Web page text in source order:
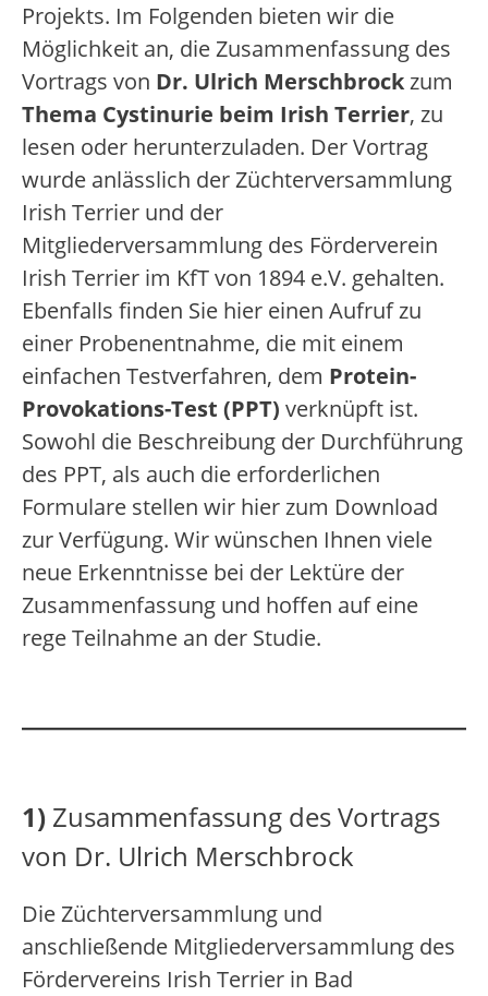
Projekts. Im Folgenden bieten wir die
Möglichkeit an, die Zusammenfassung des
Vortrags von Dr. Ulrich Merschbrockzum
Thema Cystinurie beim Irish Terrier, zu
lesen oder herunterzuladen. Der Vortrag
wurde anlässlich der Züchterversammlung
Irish Terrier und der
Mitgliederversammlung des Förderverein
Irish Terrier im KfT von 1894 e.V. gehalten.
Ebenfalls finden Sie hier einen Aufruf zu
einer Probenentnahme, die mit einem
einfachen Testverfahren, dem Protein-
Provokations-Test (PPT) verknüpft ist.
Sowohl die Beschreibung der Durchführung
des PPT, als auch die erforderlichen
Formulare stellen wir hier zum Download
zur Verfügung. Wir wünschen Ihnen viele
neue Erkenntnisse bei der Lektüre der
Zusammenfassung und hoffen auf eine
rege Teilnahme an der Studie.
1) Zusammenfassung des Vortrags
von Dr. Ulrich Merschbrock
Die Züchterversammlung und
anschließende Mitgliederversammlung des
Fördervereins Irish Terrier in Bad